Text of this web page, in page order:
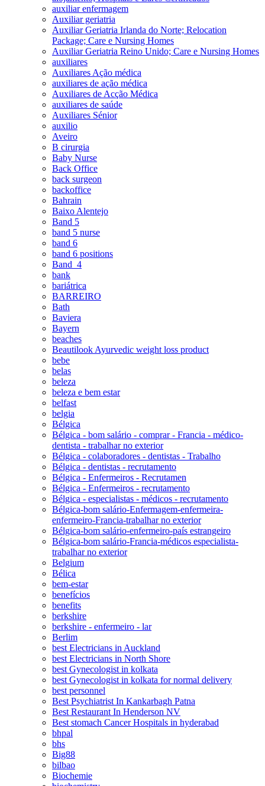
auxiliar enfermagem
Auxiliar geriatria
Auxiliar Geriatria Irlanda do Norte; Relocation
Package; Care e Nursing Homes
Auxiliar Geriatria Reino Unido; Care e Nursing Homes
auxiliares
Auxiliares Ação médica
auxiliares de ação médica
Auxiliares de Acção Médica
auxiliares de saúde
Auxiliares Sénior
auxilio
Aveiro
B cirurgia
Baby Nurse
Back Office
back surgeon
backoffice
Bahrain
Baixo Alentejo
Band 5
band 5 nurse
band 6
band 6 positions
Band_4
bank
bariátrica
BARREIRO
Bath
Baviera
Bayern
beaches
Beautilook Ayurvedic weight loss product
bebe
belas
beleza
beleza e bem estar
belfast
belgia
Bélgica
Bélgica - bom salário - comprar - Francia - médico-
dentista - trabalhar no exterior
Bélgica - colaboradores - dentistas - Trabalho
Bélgica - dentistas - recrutamento
Bélgica - Enfermeiros - Recrutamen
Bélgica - Enfermeiros - recrutamento
Bélgica - especialistas - médicos - recrutamento
Bélgica-bom salário-Enfermagem-enfermeira-
enfermeiro-Francia-trabalhar no exterior
Bélgica-bom salário-enfermeiro-país estrangeiro
Bélgica-bom salário-Francia-médicos especialista-
trabalhar no exterior
Belgium
Bélica
bem-estar
benefícios
benefits
berkshire
berkshire - enfermeiro - lar
Berlim
best Electricians in Auckland
best Electricians in North Shore
best Gynecologist in kolkata
best Gynecologist in kolkata for normal delivery
best personnel
Best Psychiatrist In Kankarbagh Patna
Best Restaurant In Henderson NV
Best stomach Cancer Hospitals in hyderabad
bhpal
bhs
Big88
bilbao
Biochemie